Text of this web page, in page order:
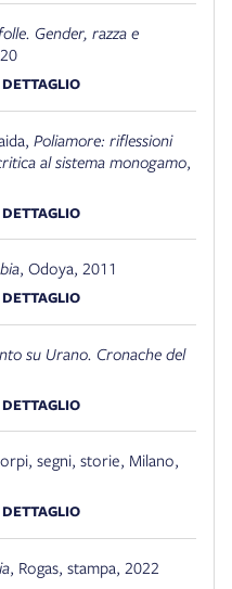
Gender, razza e
, Poliamore: riflessioni
al sistema monogamo,
, Odoya, 2011
su Urano. Cronache del
segni, storie, Milano,
, Rogas, stampa, 2022